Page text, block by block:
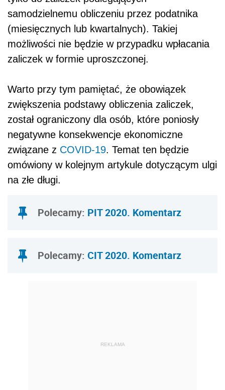
samodzielnemu obliczeniu przez podatnika
(miesięcznych lub kwartalnych). Takiej
możliwości nie będzie w przypadku wpłacania
zaliczek w formie uproszczonej.
Warto przy tym pamiętać, że obowiązek
zwiększenia podstawy obliczenia zaliczek,
został ograniczony dla osób, które poniosły
negatywne konsekwencje ekonomiczne
związane z COVID-19. Temat ten będzie
omówiony w kolejnym artykule dotyczącym ulgi
na złe długi.
Polecamy: PIT 2020. Komentarz
Polecamy: CIT 2020. Komentarz
REKLAMA